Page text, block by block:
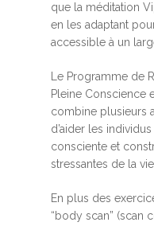
que la méditation
en les adaptant
accessible à un
Le Programme de
Pleine Conscience
combine plusieurs
d’aider les
consciente et
stressantes de la
En plus des
“body scan” (scan